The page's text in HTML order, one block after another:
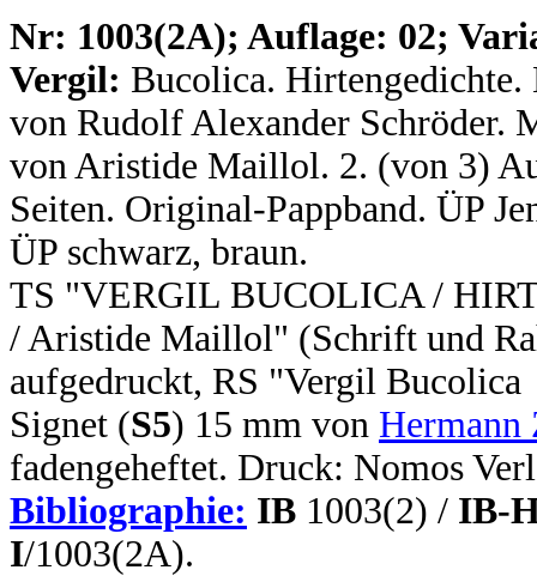
Nr: 1003(2A); Auflage: 02;
Vergil: Bucolica. Hirtengedichte.
von Rudolf Alexander Schröder.
von Aristide Maillol. 2. (von 3)
Seiten. Original-Pappband. ÜP
ÜP schwarz, braun.
TS "VERGIL BUCOLICA /
/ Aristide Maillol" (Schrift und
aufgedruckt, RS "Vergil Bucolica
Signet (S5) 15 mm von Hermann
fadengeheftet. Druck: Nomos
Bibliographie: IB 1003(2) / IB-
I/1003(2A).